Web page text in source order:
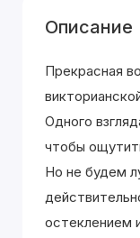
Описание
Прекрасная
Одного
чтобы
Но не будем
остеклением